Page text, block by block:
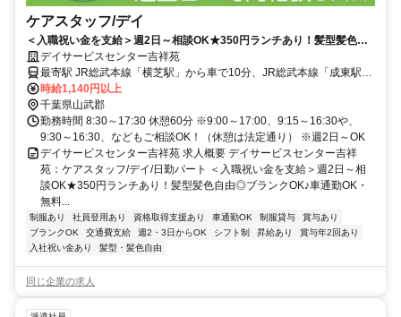
ケアスタッフ/デイ
＜入職祝い金を支給＞週2日～相談OK★350円ランチあり！髪型髪色自
由◎ブランクOK♪車通勤OK・無料駐車場あり♪【山武郡横芝光町・横芝
駅/成東駅/八日市場駅・デイ・ケアスタッフ・日勤パート】
デイサービスセンター吉祥苑
最寄駅 JR総武本線「横芝駅」から車で10分、JR総武本線「成東駅」
「八日市場駅」から車で20分
時給1,140円以上
千葉県山武郡
勤務時間 8:30～17:30 休憩60分 ※9:00～17:00、9:15～16:30や、
9:30～16:30、などもご相談OK！（休憩は法定通り） ※週2日～OK
デイサービスセンター吉祥苑 求人概要 デイサービスセンター吉祥
苑：ケアスタッフ/デイ/日勤パート ＜入職祝い金を支給＞週2日～相
談OK★350円ランチあり！髪型髪色自由◎ブランクOK♪車通勤OK・
無料...
制服あり 社員登用あり 資格取得支援あり 車通勤OK 制服貸与
賞与あり
ブランクOK
交通費支給 週2・3日からOK シフト制 昇給あり
賞与年2回あり
入社祝い金あり
髪型・髪色自由
同じ企業の求人